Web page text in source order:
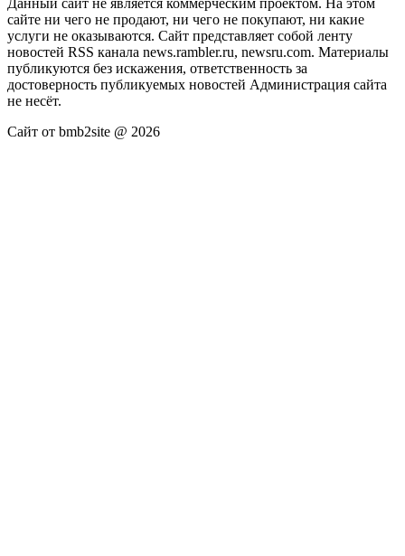
сайте ни чего не продают, ни чего не покупают, ни какие
услуги не оказываются. Сайт представляет собой ленту
новостей RSS канала news.rambler.ru, newsru.com. Материалы
публикуются без искажения, ответственность за
достоверность публикуемых новостей Администрация сайта
не несёт.
Сайт от bmb2site @ 2026